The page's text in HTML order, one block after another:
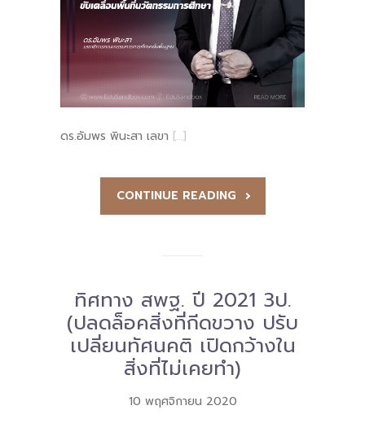
---- รายงานการวิเคราะห์ผลกระทบที่อาจเกิดขึ้นจากกฎ
หมายฯ
-- รายงานคณะผู้ประเมินอิสระ
---- รอบประเมิน (พ.ศ. 2562-2564)
-- รายงานประจำปี
---- ปีการศึกษา 2564
-- เอกสารเผยแพร่
เกี่ยวกับเรา
-- รู้จัก พื้นที่นวัตกรรมการศึกษา
ดร.อัมพร พินะสา เลขา […]
CONTINUE READING
ทิศทาง สพฐ. ปี 2021 3ป.
(ปลดล็อคสิ่งที่กีดขวาง ปรับ
เปลี่ยนทัศนคติ เปิดกว้างใน
สิ่งที่ไม่เคยทำ)
10 พฤศจิกายน 2020